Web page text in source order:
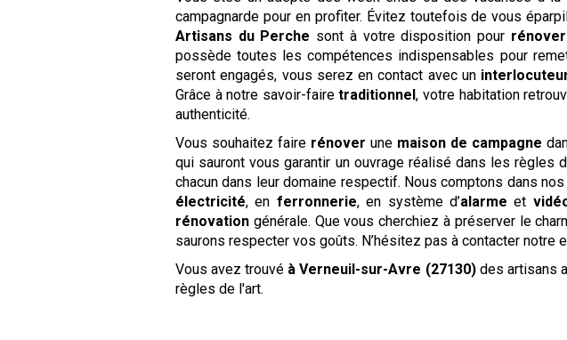
campagnarde pour en profiter. Évitez toutefois de vous
Artisans du Perche sont à votre disposition pour rénover
possède toutes les compétences indispensables pour
seront engagés, vous serez en contact avec un
Grâce à notre savoir-fairetraditionnel, votre habitation
authenticité.
Vous souhaitez faire rénover une maison de campagne
qui sauront vous garantir un ouvrage réalisé dans les règles
chacun dans leur domaine respectif. Nous comptons dans
électricité, en ferronnerie, en système d’alarme et
rénovation générale. Que vous cherchiez à préserver le
saurons respecter vos goûts. N’hésitez pas à contacter notre
Vous avez trouvé à Verneuil-sur-Avre (27130) des artisans
règles de l'art.